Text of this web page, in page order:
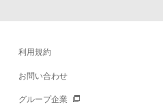
利用規約
お問い合わせ
グループ企業